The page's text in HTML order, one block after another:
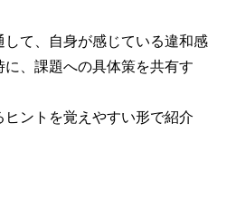
て、自身が感じている違和感
、課題への具体策を共有す
ヒントを覚えやすい形で紹介